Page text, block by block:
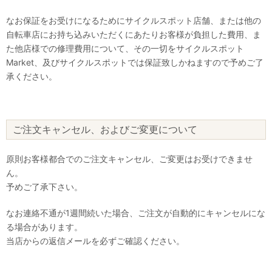
なお保証をお受けになるためにサイクルスポット店舗、または他の
自転車店にお持ち込みいただくにあたりお客様が負担した費用、ま
た他店様での修理費用について、その一切をサイクルスポット
Market、及びサイクルスポットでは保証致しかねますので予めご了
承ください。
ご注文キャンセル、およびご変更について
原則お客様都合でのご注文キャンセル、ご変更はお受けできませ
ん。
予めご了承下さい。
なお連絡不通が1週間続いた場合、ご注文が自動的にキャンセルにな
る場合があります。
当店からの返信メールを必ずご確認ください。